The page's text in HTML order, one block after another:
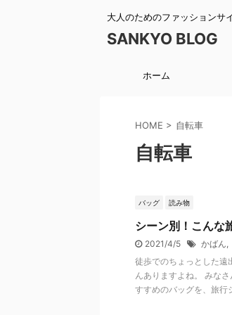
大人のためのファッションサ
SANKYO BLOG
ホーム
HOME > 自転車
自転車
バッグ 読み物
シーン別！こんな
2021/4/5 かばん,
徒歩でのちょっとした遠
んありますよね。 みな
すすめのバッグを、旅行